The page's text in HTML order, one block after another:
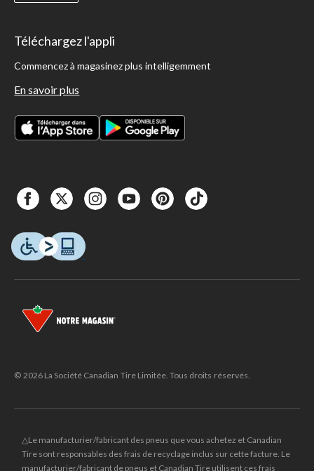
Téléchargez l'appli
Commencez à magasinez plus intelligemment
En savoir plus
© 2026 La Société Canadian Tire Limitée. Tous droits réservés.
△Le manufacturier/fabricant des pneus que vous achetez et Canadian
Tire sont responsables des frais de recyclage inclus sur cette facture. Le
manufacturier/fabricant de pneus et Canadian Tire utilisent ces frais